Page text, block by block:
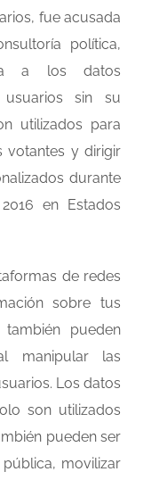
fue acusada
política,
a los datos
sin su
utilizados para
votantes y dirigir
durante
en Estados
de redes
sobre tus
pueden
manipular las
Los datos
son utilizados
pueden ser
movilizar